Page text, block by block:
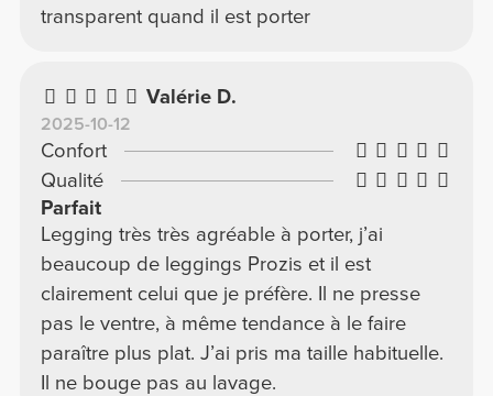
transparent quand il est porter
Valérie D.
2025-10-12
Confort
Qualité
Parfait
Legging très très agréable à porter, j’ai
beaucoup de leggings Prozis et il est
clairement celui que je préfère. Il ne presse
pas le ventre, à même tendance à le faire
paraître plus plat. J’ai pris ma taille habituelle.
Il ne bouge pas au lavage.